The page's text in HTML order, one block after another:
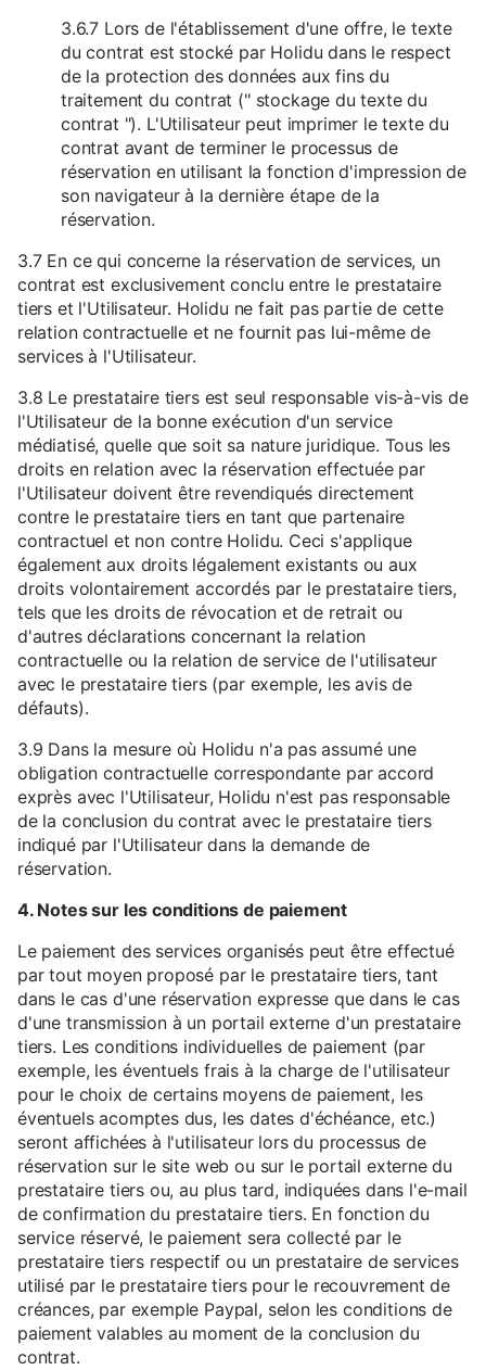
3.6.7 Lors de l'établissement d'une offre, le texte
du contrat est stocké par Holidu dans le respect
de la protection des données aux fins du
traitement du contrat (" stockage du texte du
contrat "). L'Utilisateur peut imprimer le texte du
contrat avant de terminer le processus de
réservation en utilisant la fonction d'impression de
son navigateur à la dernière étape de la
réservation.
3.7 En ce qui concerne la réservation de services, un
contrat est exclusivement conclu entre le prestataire
tiers et l'Utilisateur. Holidu ne fait pas partie de cette
relation contractuelle et ne fournit pas lui-même de
services à l'Utilisateur.
3.8 Le prestataire tiers est seul responsable vis-à-vis de
l'Utilisateur de la bonne exécution d'un service
médiatisé, quelle que soit sa nature juridique. Tous les
droits en relation avec la réservation effectuée par
l'Utilisateur doivent être revendiqués directement
contre le prestataire tiers en tant que partenaire
contractuel et non contre Holidu. Ceci s'applique
également aux droits légalement existants ou aux
droits volontairement accordés par le prestataire tiers,
tels que les droits de révocation et de retrait ou
d'autres déclarations concernant la relation
contractuelle ou la relation de service de l'utilisateur
avec le prestataire tiers (par exemple, les avis de
défauts).
3.9 Dans la mesure où Holidu n'a pas assumé une
obligation contractuelle correspondante par accord
exprès avec l'Utilisateur, Holidu n'est pas responsable
de la conclusion du contrat avec le prestataire tiers
indiqué par l'Utilisateur dans la demande de
réservation.
4. Notes sur les conditions de paiement
Le paiement des services organisés peut être effectué
par tout moyen proposé par le prestataire tiers, tant
dans le cas d'une réservation expresse que dans le cas
d'une transmission à un portail externe d'un prestataire
tiers. Les conditions individuelles de paiement (par
exemple, les éventuels frais à la charge de l'utilisateur
pour le choix de certains moyens de paiement, les
éventuels acomptes dus, les dates d'échéance, etc.)
seront affichées à l'utilisateur lors du processus de
réservation sur le site web ou sur le portail externe du
prestataire tiers ou, au plus tard, indiquées dans l'e-mail
de confirmation du prestataire tiers. En fonction du
service réservé, le paiement sera collecté par le
prestataire tiers respectif ou un prestataire de services
utilisé par le prestataire tiers pour le recouvrement de
créances, par exemple Paypal, selon les conditions de
paiement valables au moment de la conclusion du
contrat.